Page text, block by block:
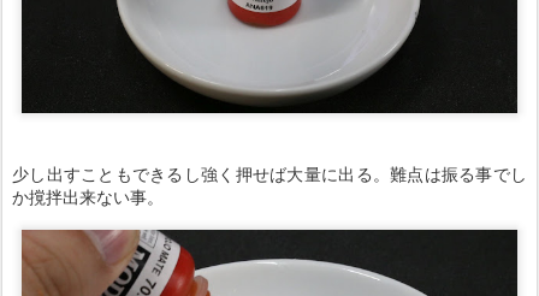
少し出すこともできるし強く押せば大量に出る。難点は振る事でし
か撹拌出来ない事。